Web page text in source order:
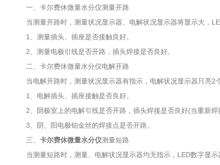
一、卡尔费休微量水分仪测量开路
当测量开路时，测量状况显示器、电解状况显示器将显示大，
1、测量插头、插座是否接触良好。
2、测量电极引线是否开路，插头焊接是否良好。
二、卡尔费休微量水分仪电解开路
当电解开路时，测量状况显示器有指示，电解状况显示器只亮2
1、电解插头、插座接触是否良好。
2、阴极室上的电解引线是否开路，插头焊接是否良好(当重新焊
3、阴、阳电极铂金丝的焊接点是否开路。
三、 卡尔费休微量水分仪测量短路
当测量短路时，测量、电解状况显示器均无指示，LED数字显示